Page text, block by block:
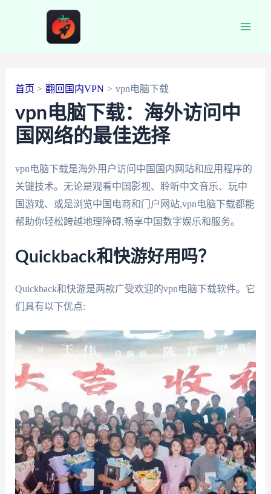
首页 翻回国内VPN vpn电脑下载
vpn电脑下载：海外访问中
国网络的最佳选择
vpn电脑下载是海外用户访问中国国内网站和应用程序的
关键技术。无论是观看中国影视、聆听中文音乐、玩中
国游戏、或是浏览中国电商和门户网站,vpn电脑下载都能
帮助你轻松跨越地理障碍,畅享中国数字娱乐和服务。
Quickback和快游好用吗？
Quickback和快游是两款广受欢迎的vpn电脑下载软件。它
们具有以下优点: